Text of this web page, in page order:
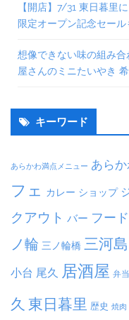
【開店】7/31 東日暮里
限定オープン記念セール
想像できない味の組み
屋さんのミニたいやき
キーワード
あらかわ満点メニュー あら
フェ カレー ショップ
クアウト バー フード
ノ輪 三ノ輪橋 三河島
小台 尾久 居酒屋 弁当
久 東日暮里 歴史 焼肉